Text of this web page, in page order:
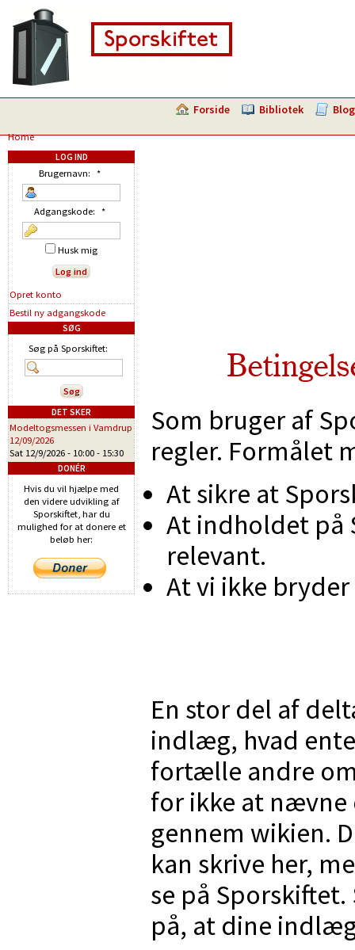
Forside Bibliotek Blog
Home
Som bruger af
regler. Formålet
At sikre at
At indholdet på
relevant.
At vi ikke
En stor del af
indlæg, hvad
fortælle andre
for ikke at nævne
gennem wikien.
kan skrive her,
se på
på, at dine
LOG IND
Brugernavn: *
Adgangskode: *
Husk mig
Opret konto
Bestil ny adgangskode
SØG
Søg på Sporskiftet:
DET SKER
Modeltogsmessen i Vamdrup
12/09/2026
Sat 12/9/2026 - 10:00 - 15:30
DONÉR
Hvis du vil hjælpe med
den videre udvikling af
Sporskiftet, har du
mulighed for at donere et
beløb her: